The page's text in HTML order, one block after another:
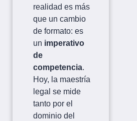
realidad es más
que un cambio
de formato: es
un imperativo
de
competencia.
Hoy, la maestría
legal se mide
tanto por el
dominio del